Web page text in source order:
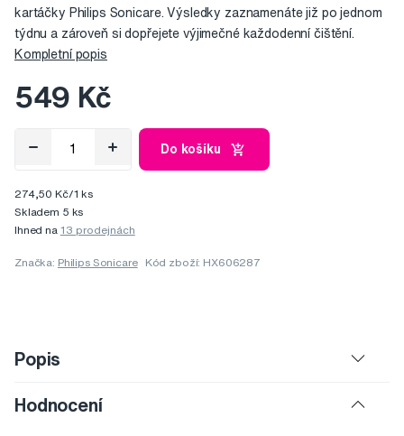
kartáčky Philips Sonicare. Výsledky zaznamenáte již po jednom
týdnu a zároveň si dopřejete výjimečné každodenní čištění.
Kompletní popis
549 Kč
Do košíku
274,50 Kč/1 ks
Skladem 5 ks
Ihned na 13 prodejnách
Značka: Philips Sonicare Kód zboží: HX606287
Popis
Hodnocení